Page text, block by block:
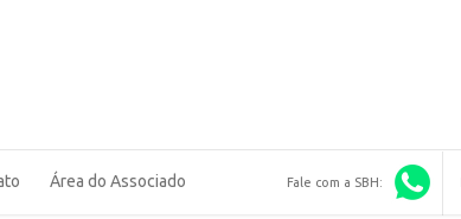
Fale com a SBH:
Área do Associado